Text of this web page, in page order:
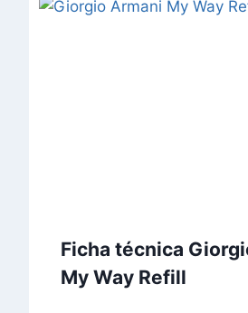
Ficha técnica
My Way Refill